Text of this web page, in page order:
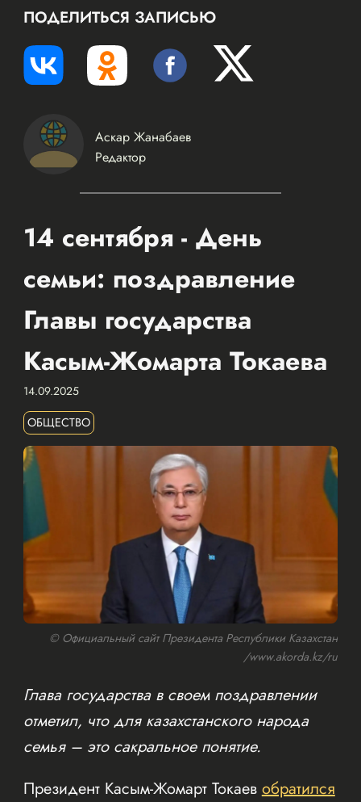
ПОДЕЛИТЬСЯ ЗАПИСЬЮ
Аскар Жанабаев
Редактор
14 сентября - День
семьи: поздравление
Главы государства
Касым-Жомарта Токаева
14.09.2025
ОБЩЕСТВО
© Официальный сайт Президента Республики Казахстан
/www.akorda.kz/ru
Глава государства в своем поздравлении
отметил, что для казахстанского народа
семья – это сакральное понятие.
Президент Касым-Жомарт Токаевобратился